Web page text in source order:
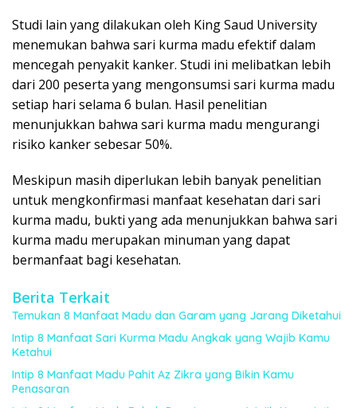
Studi lain yang dilakukan oleh King Saud University
menemukan bahwa sari kurma madu efektif dalam
mencegah penyakit kanker. Studi ini melibatkan lebih
dari 200 peserta yang mengonsumsi sari kurma madu
setiap hari selama 6 bulan. Hasil penelitian
menunjukkan bahwa sari kurma madu mengurangi
risiko kanker sebesar 50%.
Meskipun masih diperlukan lebih banyak penelitian
untuk mengkonfirmasi manfaat kesehatan dari sari
kurma madu, bukti yang ada menunjukkan bahwa sari
kurma madu merupakan minuman yang dapat
bermanfaat bagi kesehatan.
Berita Terkait
Temukan 8 Manfaat Madu dan Garam yang Jarang Diketahui
Intip 8 Manfaat Sari Kurma Madu Angkak yang Wajib Kamu
Ketahui
Intip 8 Manfaat Madu Pahit Az Zikra yang Bikin Kamu
Penasaran